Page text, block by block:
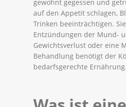
gewohnt gegessen und
auf den Appetit schlagen,
Trinken beeinträchtigen.
Entzündungen der Mund-
Gewichtsverlust oder eine
Behandlung benötigt der
bedarfsgerechte Ernährung.